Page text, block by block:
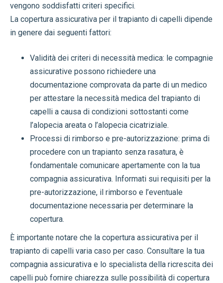
vengono soddisfatti criteri specifici.
La copertura assicurativa per il trapianto di capelli dipende
in genere dai seguenti fattori:
Validità dei criteri di necessità medica: le compagnie
assicurative possono richiedere una
documentazione comprovata da parte di un medico
per attestare la necessità medica del trapianto di
capelli a causa di condizioni sottostanti come
l’alopecia areata o l’alopecia cicatriziale.
Processi di rimborso e pre-autorizzazione: prima di
procedere con un trapianto senza rasatura, è
fondamentale comunicare apertamente con la tua
compagnia assicurativa. Informati sui requisiti per la
pre-autorizzazione, il rimborso e l’eventuale
documentazione necessaria per determinare la
copertura.
È importante notare che la copertura assicurativa per il
trapianto di capelli varia caso per caso. Consultare la tua
compagnia assicurativa e lo specialista della ricrescita dei
capelli può fornire chiarezza sulle possibilità di copertura